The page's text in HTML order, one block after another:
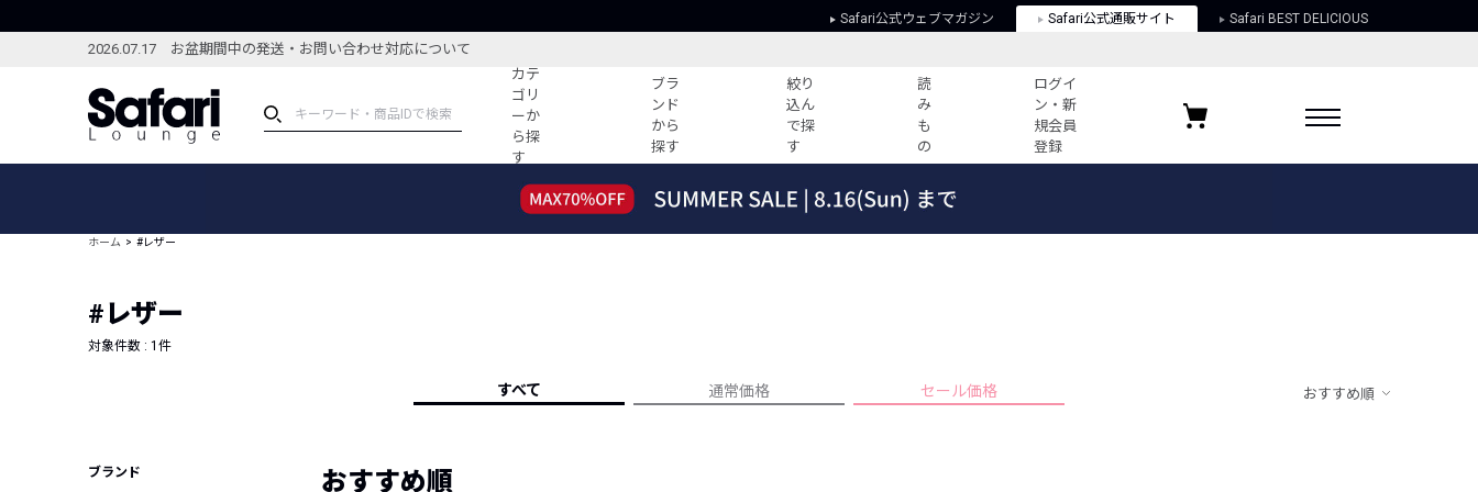
Safari公式ウェブマガジン Safari公式通販サイト Safari BEST DELICIOUS
2026.07.17 お盆期間中の発送・お問い合わせ対応について
カテ
ゴリ
ーか
ら探
す
ブラ
ンド
から
探す
絞り
込ん
で探
す
読
み
も
の
ログイ
ン・新
規会員
登録
ブランドから探す
新着アイテム
編集部のおすすめアイテム
すべての記事
人気記事ランキング
プライバシーポリシー
お気に入りブランド
ホーム #レザー
#レザー
対象件数 : 1 件
すべて 通常価格 セール価格 おすすめ順
ブランド おすすめ順